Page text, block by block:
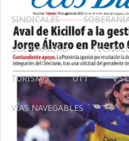
SINDICALES
SOLIDARIDAD
TURISMO UTT V
VÍAS NAVEGABLES